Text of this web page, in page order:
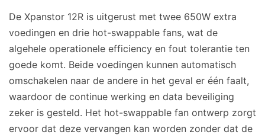
De Xpanstor 12R is uitgerust met twee 650W extra
voedingen en drie hot-swappable fans, wat de
algehele operationele efficiency en fout tolerantie ten
goede komt. Beide voedingen kunnen automatisch
omschakelen naar de andere in het geval er één faalt,
waardoor de continue werking en data beveiliging
zeker is gesteld. Het hot-swappable fan ontwerp zorgt
ervoor dat deze vervangen kan worden zonder dat de